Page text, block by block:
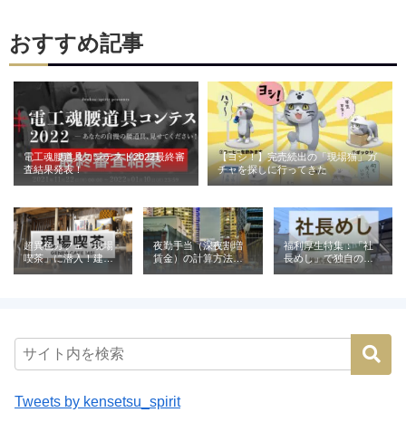
おすすめ記事
電工魂腰道具コンテスト2022最終審
査結果発表！
【ヨシ！】完売続出の「現場猫」ガ
チャを探しに行ってきた
超異色カフェ「現場
喫茶」に潜入！建設
業が営む喫茶の意外
夜勤手当（深夜割増
賃金）の計算方法と
福利厚生特集：「社
長めし」で独自の魅
力を発信（株式会社
Tweets by kensetsu_spirit